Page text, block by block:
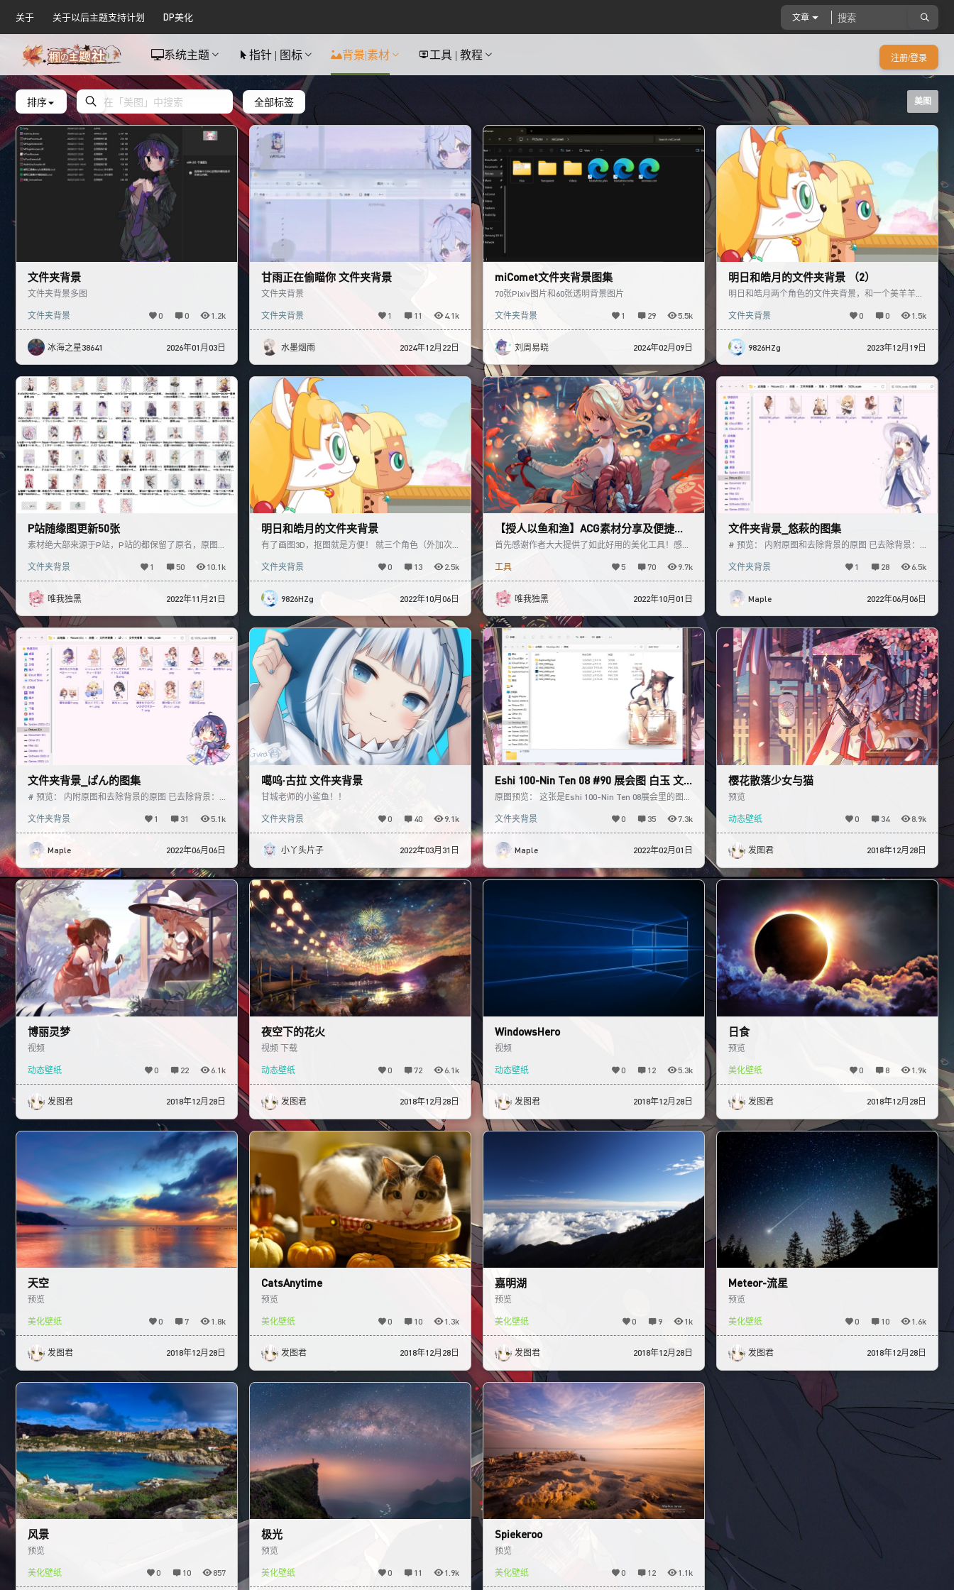
关于 关于以后主题支持计划 DP美化 文章
注册/登录
系统主题 指针 | 图标 背景|素材 工具 | 教程
排序 全部标签 美图
文件夹背景
文件夹背景多图
文件夹背景 0 0 1.2k
冰海之星38641 2026年01月03日
甘雨正在偷瞄你 文件夹背景
文件夹背景
文件夹背景 1 11 4.1k
水墨烟雨 2024年12月22日
miComet文件夹背景图集
70张Pixiv图片和60张透明背景图片
文件夹背景 1 29 5.5k
刘周易晓 2024年02月09日
明日和皓月的文件夹背景 （2）
明日和皓月两个角色的文件夹背景，和一个美羊羊
文件夹背景
0 0 1.5k
9826HZg 2023年12月19日
P站随缘图更新50张
素材绝大部来源于P站，P站的都保留了原名，原图
缘，审美一样的拿
文件夹背景 1 50 10.1k
唯我独黑 2022年11月21日
明日和皓月的文件夹背景
有了画图3D，抠图就是方便！ 就三个角色（外加次
图也不容易。 分
文件夹背景 0 13 2.5k
9826HZg 2022年10月06日
【授人以鱼和渔】ACG素材分享及便捷抠
图工具
首先感谢作者大大提供了如此好用的美化工具！感谢
收集本人喜欢的
工具 5 70 9.7k
唯我独黑 2022年10月01日
文件夹背景_悠萩的图集
# 预览： 内附原图和去除背景的原图 已去除背景：
择合适的尺
文件夹背景 1 28 6.5k
Maple 2022年06月06日
文件夹背景_ぱん的图集
# 预览： 内附原图和去除背景的原图 已去除背景：
择合适的尺
文件夹背景 1 31 5.1k
Maple 2022年06月06日
噶呜·古拉 文件夹背景
甘城老师的小鲨鱼！！
文件夹背景 0 40 9.1k
小丫头片子 2022年03月31日
Eshi 100-Nin Ten 08 #90 展会图 白玉 文
件夹背景
原图预览： 这张是Eshi 100-Nin Ten 08展会里的图片
文件夹背景
0 35 7.3k
Maple 2022年02月01日
樱花散落少女与猫
预览
动态壁纸 0 34 8.9k
发图君 2018年12月28日
博丽灵梦
视频
动态壁纸 0 22 6.1k
发图君 2018年12月28日
夜空下的花火
视频 下载
动态壁纸 0 72 6.1k
发图君 2018年12月28日
WindowsHero
视频
动态壁纸 0 12 5.3k
发图君 2018年12月28日
日食
预览
美化壁纸 0 8 1.9k
发图君 2018年12月28日
天空
预览
美化壁纸 0 7 1.8k
发图君 2018年12月28日
CatsAnytime
预览
美化壁纸 0 10 1.3k
发图君 2018年12月28日
嘉明湖
预览
美化壁纸 0 9 1k
发图君 2018年12月28日
Meteor-流星
预览
美化壁纸 0 10 1.6k
发图君 2018年12月28日
风景
预览
美化壁纸 0 10 857
极光
预览
美化壁纸 0 11 1.9k
Spiekeroo
预览
美化壁纸 0 12 1.1k